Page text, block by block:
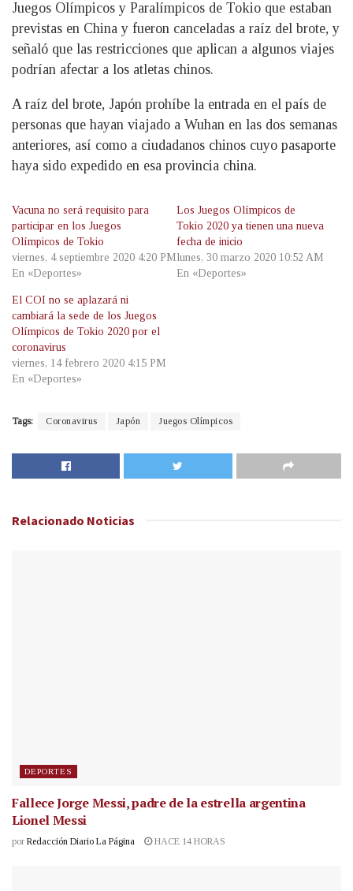
Juegos Olímpicos y Paralímpicos de Tokio que estaban
previstas en China y fueron canceladas a raíz del brote, y
señaló que las restricciones que aplican a algunos viajes
podrían afectar a los atletas chinos.
A raíz del brote, Japón prohíbe la entrada en el país de
personas que hayan viajado a Wuhan en las dos semanas
anteriores, así como a ciudadanos chinos cuyo pasaporte
haya sido expedido en esa provincia china.
Vacuna no será requisito para
participar en los Juegos
Olímpicos de Tokio
viernes, 4 septiembre 2020 4:20 PM
En «Deportes»
Los Juegos Olímpicos de
Tokio 2020 ya tienen una nueva
fecha de inicio
lunes, 30 marzo 2020 10:52 AM
En «Deportes»
El COI no se aplazará ni
cambiará la sede de los Juegos
Olímpicos de Tokio 2020 por el
coronavirus
viernes, 14 febrero 2020 4:15 PM
En «Deportes»
Tags: Coronavirus Japón Juegos Olímpicos
Relacionado Noticias
DEPORTES
Fallece Jorge Messi, padre de la estrella argentina
Lionel Messi
por Redacción Diario La Página HACE 14 HORAS